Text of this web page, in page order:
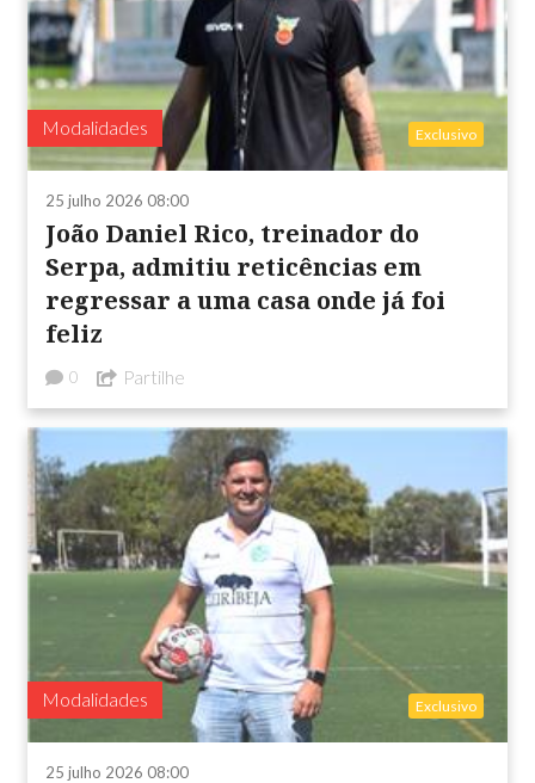
Modalidades Exclusivo
25 julho 2026 08:00
João Daniel Rico, treinador do
Serpa, admitiu reticências em
regressar a uma casa onde já foi
feliz
0 Partilhe
Modalidades Exclusivo
25 julho 2026 08:00